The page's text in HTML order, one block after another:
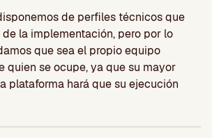
de perfiles técnicos que
la implementación, pero por lo
que sea el propio equipo
quien se ocupe, ya que su mayor
plataforma hará que su ejecución